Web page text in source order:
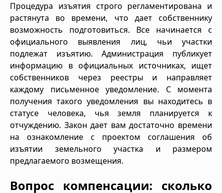
Процедура изъятия строго регламентирована и
растянута во времени, что дает собственнику
возможность подготовиться. Все начинается с
официального выявления лиц, чьи участки
подлежат изъятию. Администрация публикует
информацию в официальных источниках, ищет
собственников через реестры и направляет
каждому письменное уведомление. С момента
получения такого уведомления вы находитесь в
статусе человека, чья земля планируется к
отчуждению. Закон дает вам достаточно времени
на ознакомление с проектом соглашения об
изъятии земельного участка и размером
предлагаемого возмещения.
Вопрос компенсации: сколько